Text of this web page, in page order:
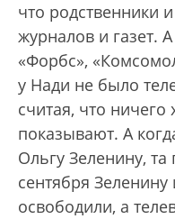
что родственники
журналов и газет.
«Форбс»,
у Нади не было
считая, что
показывают. А
Ольгу Зеленину,
сентября
освободили, а